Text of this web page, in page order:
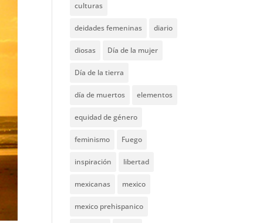
culturas
deidades femeninas diario
diosas Día de la mujer
Día de la tierra
día de muertos elementos
equidad de género
feminismo Fuego
inspiración libertad
mexicanas mexico
mexico prehispanico